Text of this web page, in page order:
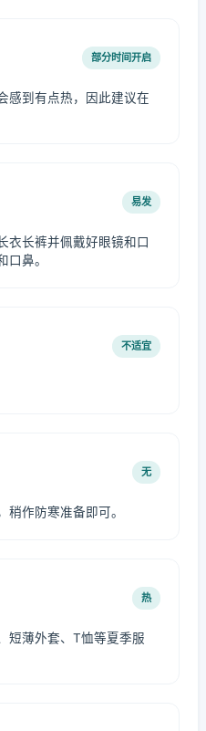
部分时间开启
感到有点热，因此建议在
易发
衣长裤并佩戴好眼镜和口
口鼻。
不适宜
无
稍作防寒准备即可。
热
短薄外套、T恤等夏季服